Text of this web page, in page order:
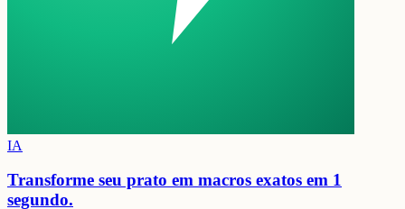
IA
Transforme seu prato em macros exatos em 1
segundo.